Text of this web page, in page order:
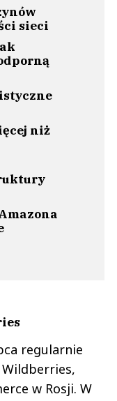
sieci
niż
regularnie
w Rosji. W